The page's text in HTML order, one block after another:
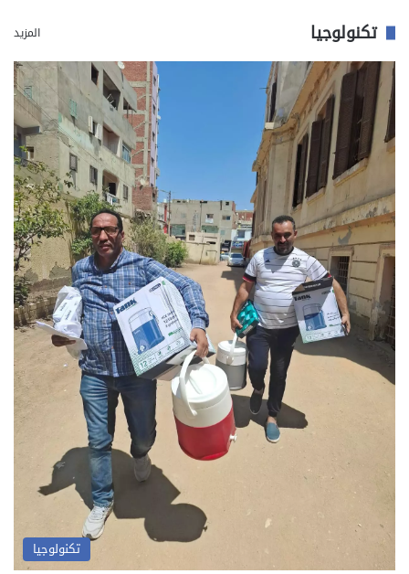
تكنولوجيا المزيد
تكنولوجيا